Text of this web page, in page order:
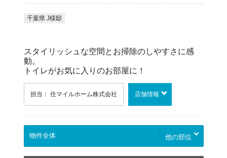
千葉県 J様邸
スタイリッシュな空間とお掃除のしやすさに感
動。
トイレがお気に入りのお部屋に！
担当： 住マイルホーム株式会社 店舗情報
他の部位